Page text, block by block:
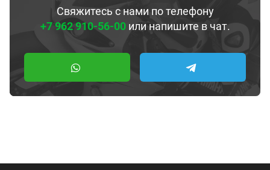
Свяжитесь с нами по телефону
+7 962 910-56-00или напишите в чат.